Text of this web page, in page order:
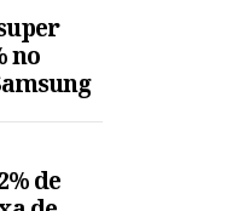
no
de